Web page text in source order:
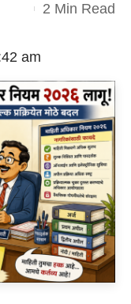
am
2 Min Read